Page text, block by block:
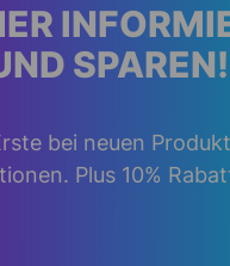
SPAREN!
bei neuen
Plus 10%